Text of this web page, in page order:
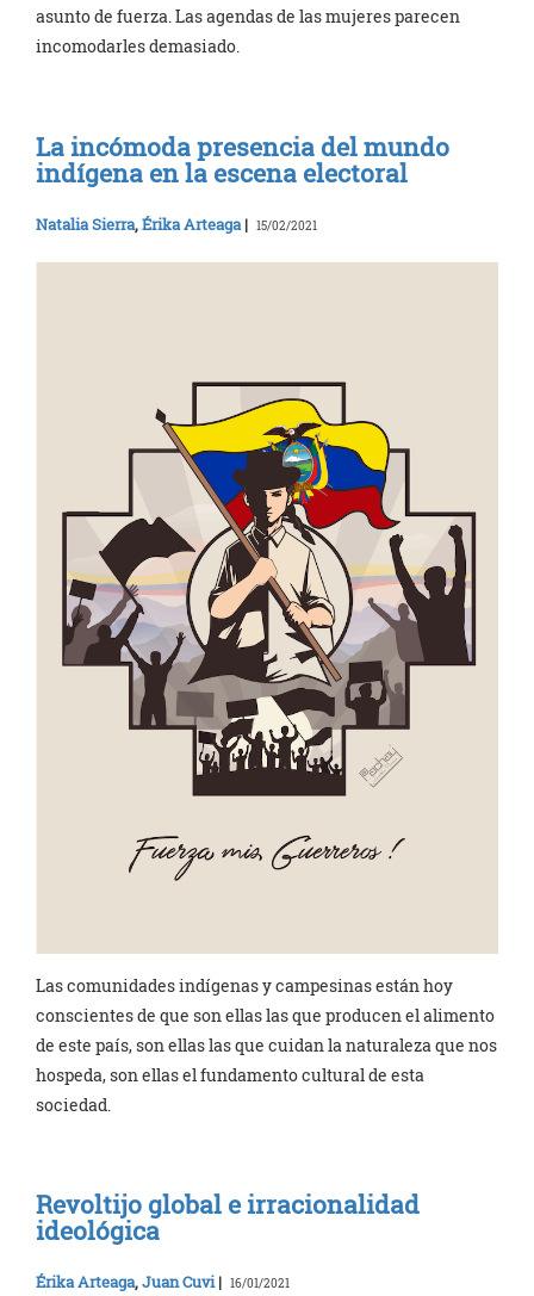
asunto de fuerza. Las agendas de las mujeres parecen
incomodarles demasiado.
La incómoda presencia del mundo
indígena en la escena electoral
Natalia Sierra,Érika Arteaga | 15/02/2021
Las comunidades indígenas y campesinas están hoy
conscientes de que son ellas las que producen el alimento
de este país, son ellas las que cuidan la naturaleza que nos
hospeda, son ellas el fundamento cultural de esta
sociedad.
Revoltijo global e irracionalidad
ideológica
Érika Arteaga,Juan Cuvi| 16/01/2021